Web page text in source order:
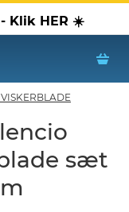
- Klik HER ☀️
sæt